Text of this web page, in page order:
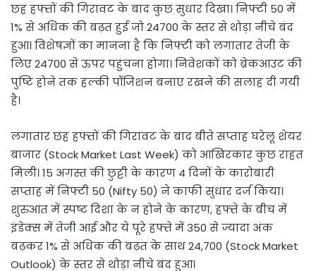
छह हफ्तों की गिरावट के बाद कुछ सुधार दिखा। निफ्टी 50 में
1% से अधिक की बढ़त हुई जो 24700 के स्तर से थोड़ा नीचे बंद
हुआ। विशेषज्ञों का मानना है कि निफ्टी को लगातार तेजी के
लिए 24700 से ऊपर पहुंचना होगा। निवेशकों को ब्रेकआउट की
पुष्टि होने तक हल्की पॉजिशन बनाए रखने की सलाह दी गयी
है।
लगातार छह हफ्तों की गिरावट के बाद बीते सप्ताह घरेलू शेयर
बाजार (Stock Market Last Week) को आखिरकार कुछ राहत
मिली। 15 अगस्त की छुट्टी के कारण 4 दिनों के कारोबारी
सप्ताह में निफ्टी 50 (Nifty 50) ने काफी सुधार दर्ज किया।
शुरुआत में स्पष्ट दिशा के न होने के कारण, हफ्ते के बीच में
इंडेक्स में तेजी आई और ये पूरे हफ्ते में 350 से ज्यादा अंक
बढ़कर 1% से अधिक की बढ़त के साथ 24,700 (Stock Market
Outlook) के स्तर से थोड़ा नीचे बंद हुआ।